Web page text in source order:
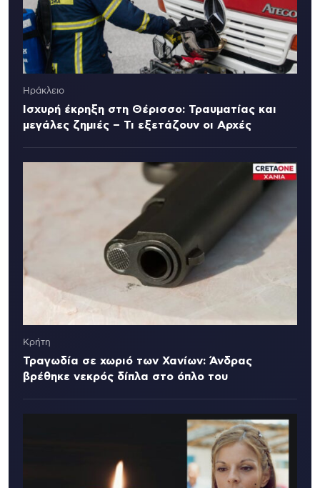
Ηράκλειο
Ισχυρή έκρηξη στη Θέρισσο: Τραυματίας και
μεγάλες ζημιές – Τι εξετάζουν οι Αρχές
Κρήτη
Τραγωδία σε χωριό των Χανίων: Άνδρας
βρέθηκε νεκρός δίπλα στο όπλο του